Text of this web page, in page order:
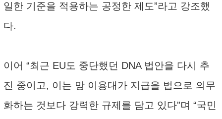
일한 기준을 적용하는 공정한 제도”라고 강조했
다.
이어 “최근 EU도 중단했던 DNA 법안을 다시 추
진 중이고, 이는 망 이용대가 지급을 법으로 의무
화하는 것보다 강력한 규제를 담고 있다”며 “국민